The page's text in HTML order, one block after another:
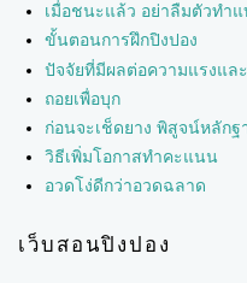
เมื่อชนะแล้ว อย่าลืมตัวทำ
ขั้นตอนการฝึกปิงปอง
ปัจจัยที่มีผลต่อความแรงแล
ถอยเพื่อบุก
ก่อนจะเช็ดยาง พิสูจน์หลัก
วิธีเพิ่มโอกาสทำคะแนน
อวดโง่ดีกว่าอวดฉลาด
เว็บสอนปิงปอง